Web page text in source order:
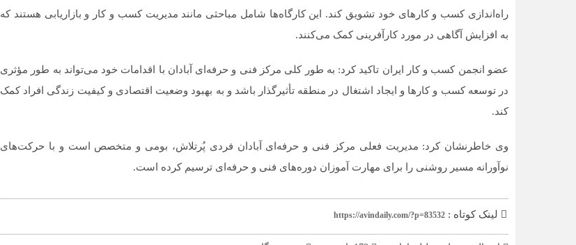
راه‌اندازی کسب و کارهای خود تشویق کند. این کارگاه‌ها شامل مباحثی مانند مدیریت کسب و کار و بازاریابی هستند که
به افزایش آگاهی در مورد کارآفرینی کمک می‌کنند.
عضو انجمن کسب و کار ایران تاکید کرد: به طور کلی مرکز فنی و حرفه‌ای آبادان با اقدامات خود می‌تواند به طور مؤثری
در توسعه کسب و کارها و ایجاد اشتغال در منطقه تأثیرگذار باشد و به بهبود وضعیت اقتصادی و کیفیت زندگی افراد کمک
کند.
وی خاطرنشان کرد: مدیریت فعلی مرکز فنی و حرفه‌ای آبادان فردی پُرتلاش، بومی و متخصص است و با حرکت‌های
نوآورانه مسیر روشنی را برای مهارت آموزان دوره‌های فنی و حرفه‌ای ترسیم کرده است.
لینک کوتاه : https://avindaily.com/?p=83532